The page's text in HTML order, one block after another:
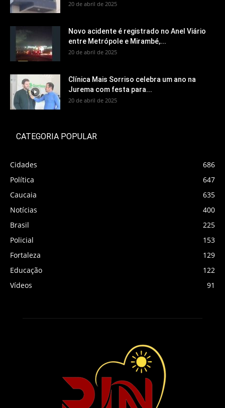
20 de abril de 2025
Novo acidente é registrado no Anel Viário
entre Metrópole e Mirambé,...
20 de abril de 2025
Clínica Mais Sorriso celebra um ano na
Jurema com festa para...
20 de abril de 2025
CATEGORIA POPULAR
Cidades
686
Política
647
Caucaia
635
Notícias
400
Brasil
225
Policial
153
Fortaleza
129
Educação
122
Vídeos
91